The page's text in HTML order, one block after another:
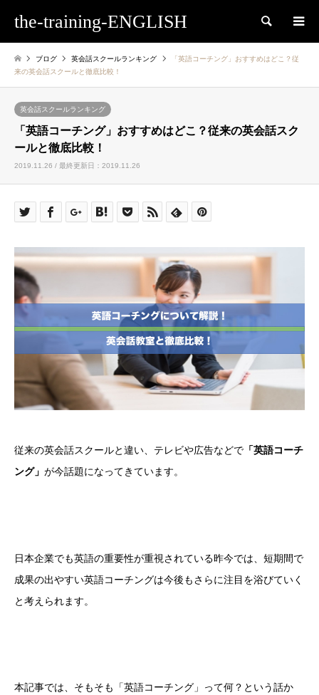
the-training-ENGLISH 検索
ブログ 英会話スクールランキング
「英語コーチング」おすすめはどこ？従
来の英会話スクールと徹底比較！
英会話スクールランキング
「英語コーチング」おすすめはどこ？従来の英会話スク
ールと徹底比較！
2019.11.26 / 最終更新日：2019.11.26
従来の英会話スクールと違い、テレビや広告などで 「英語コーチ
ング」 が今話題になってきています。
日本企業でも英語の重要性が重視されている昨今では、短期間で
成果の出やすい英語コーチングは今後もさらに注目を浴びていく
と考えられます。
本記事では、そもそも「英語コーチング」って何？という話か